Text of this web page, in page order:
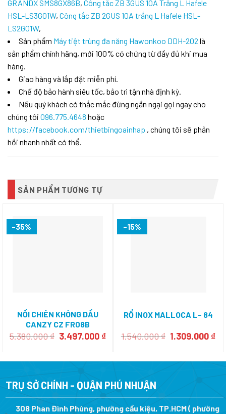
GRANDX SMS8GX86B, Công tắc ZB 3GUS 10A Trắng L Hafele
HSL-LS3G01W, Công tắc ZB 2GUS 10A trắng L Hafele HSL-
LS2G01W,
Sản phẩm Máy tiệt trùng đa năng Hawonkoo DDH-202 là
sản phẩm chính hãng, mới 100% có chứng từ đầy đủ khi mua
hàng.
Giao hàng và lắp đặt miễn phí.
Chế độ bảo hành siêu tốc, bảo trì tận nhà định kỳ.
Nếu quý khách có thắc mắc đừng ngần ngại gọi ngay cho
chúng tôi 096.775.4648 hoặc
https://facebook.com/thietbingoainhap , chúng tôi sẽ phản
hồi nhanh nhất có thể.
SẢN PHẨM TƯƠNG TỰ
-35%
NỒI CHIÊN KHÔNG DẦU
CANZY CZ FR08B
5.380.000₫ Giá
5.380.000 ₫.
3.497.000 ₫Giá
là:
-15%
RỔ INOX MALLOCA L- 84
1.540.000₫ Giá
1.540.000 ₫.
1.309.000 ₫
là:
TRỤ SỞ CHÍNH - QUẬN PHÚ NHUẬN
308 Phan Đình Phùng, phường cầu kiệu, TP.HCM ( phường